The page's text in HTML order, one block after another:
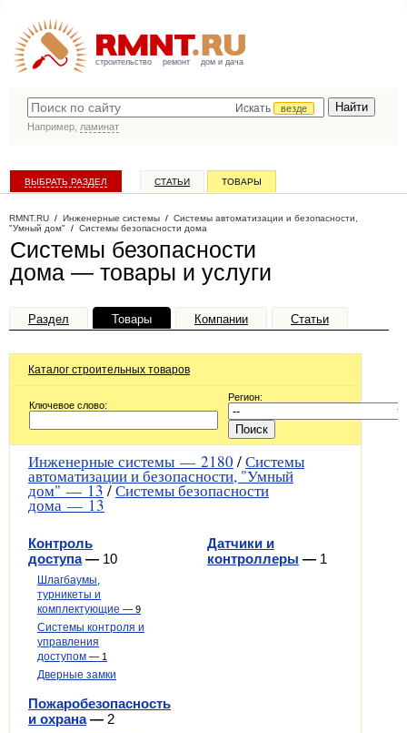
строительство ремонт дом и дача
Искать
везде
Например, ламинат
ВЫБРАТЬ РАЗДЕЛ СТАТЬИ ТОВАРЫ
RMNT.RU / Инженерные системы / Системы автоматизации и безопасности,
"Умный дом" / Системы безопасности дома
Системы безопасности
дома — товары и услуги
Раздел Товары Компании Статьи
Каталог строительных товаров
Ключевое слово:
Регион:
Инженерные системы — 2180 /Системы
автоматизации и безопасности, "Умный
дом" —13/Системы безопасности
дома —13
Контроль
доступа— 10
Шлагбаумы,
турникеты и
комплектующие — 9
Системы контроля и
управления
доступом — 1
Дверные замки
Пожаробезопасность
и охрана— 2
Датчики и
контроллеры — 1